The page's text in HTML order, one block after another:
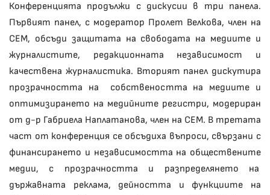
Конференцията продължи с дискусии в три панела.
Първият панел, с модератор Пролет Велкова, член на
СЕМ, обсъди защитата на свободата на медиите и
журналистите, редакционната независимост и
качествена журналистика. Вторият панел дискутира
прозрачността на собствеността на медиите и
оптимизирането на медийните регистри, модериран
от д-р Габриела Наплатанова, член на СЕМ. В третата
част от конференция се обсъдиха въпроси, свързани с
финансирането и независимостта на обществените
медии, с прозрачността и разпределянето на
държавната реклама, дейността и функциите на